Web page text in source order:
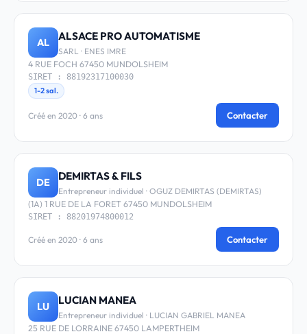
AL ALSACE PRO AUTOMATISME
SARL · ENES IMRE
4 RUE FOCH 67450 MUNDOLSHEIM
SIRET : 88192317100030
1-2 sal.
Créé en 2020 · 6 ans Contacter
DE DEMIRTAS & FILS
Entrepreneur individuel · OGUZ DEMIRTAS (DEMIRTAS)
(1A) 1 RUE DE LA FORET 67450 MUNDOLSHEIM
SIRET : 88201974800012
Créé en 2020 · 6 ans Contacter
LU LUCIAN MANEA
Entrepreneur individuel · LUCIAN GABRIEL MANEA
25 RUE DE LORRAINE 67450 LAMPERTHEIM